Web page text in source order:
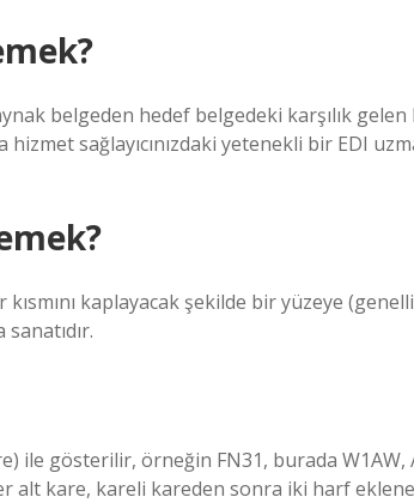
belgeden hedef belgedeki karşılık
sağlayıcınızdaki yetenekli bir EDI
kaplayacak şekilde bir yüzeye
ile gösterilir, örneğin FN31, burada W1AW,
alt kare, kareli kareden sonra iki harf